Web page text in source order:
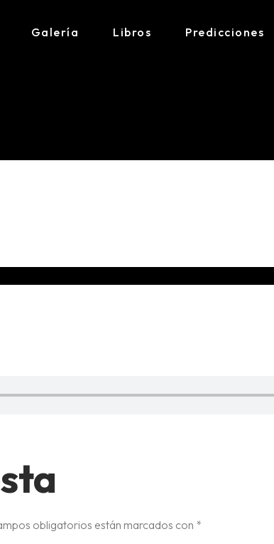
Galería Libros
Predicciones
obligatorios están marcados con *